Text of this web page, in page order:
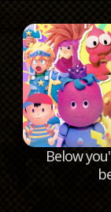
Below